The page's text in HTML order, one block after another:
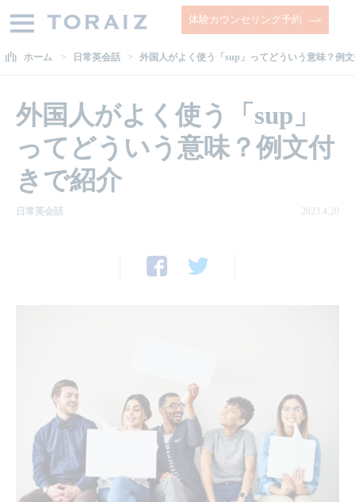
体験カウンセリング予約
ホーム 日常英会話 外国人がよく使う「sup」ってどういう意味？例
外国人がよく使う「sup」
ってどういう意味？例文付
きで紹介
日常英会話 2023.4.20